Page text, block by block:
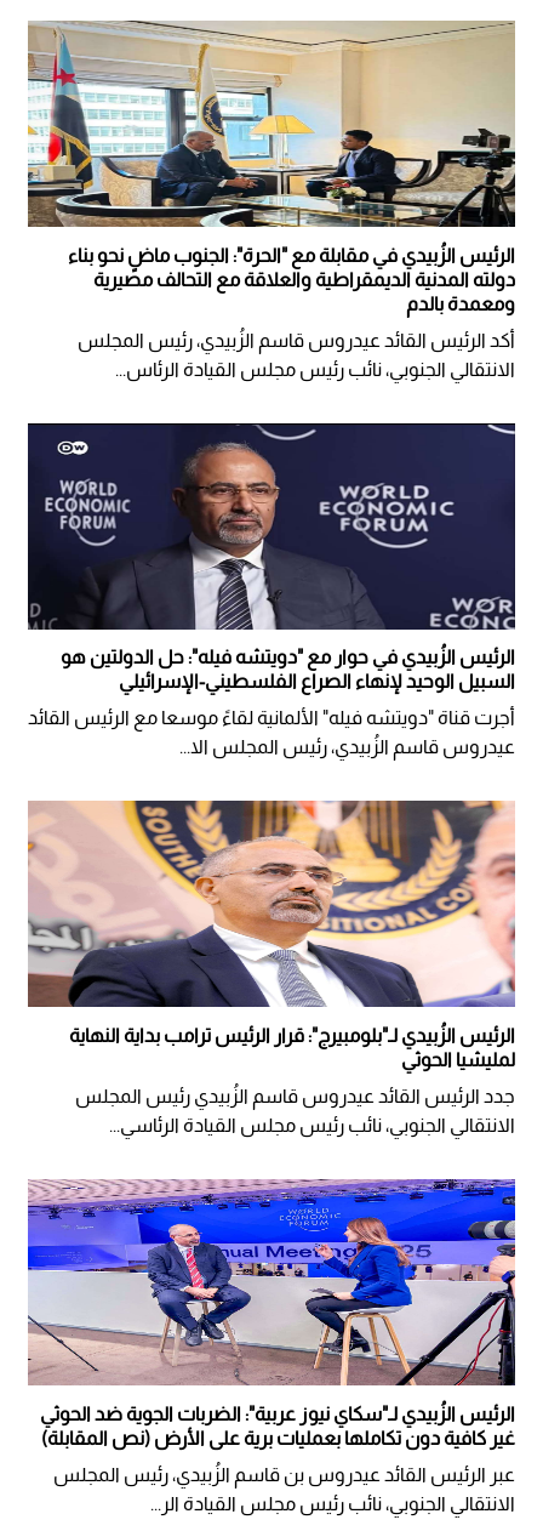
الرئيس الزُبيدي في مقابلة مع "الحرة": الجنوب ماضٍ نحو بناء
دولته المدنية الديمقراطية والعلاقة مع التحالف مصيرية
ومعمدة بالدم
أكد الرئيس القائد عيدروس قاسم الزُبيدي، رئيس المجلس
الانتقالي الجنوبي، نائب رئيس مجلس القيادة الرئاس...
الرئيس الزُبيدي في حوار مع "دويتشه فيله": حل الدولتين هو
السبيل الوحيد لإنهاء الصراع الفلسطيني-الإسرائيلي
أجرت قناة "دويتشه فيله" الألمانية لقاءً موسعا مع الرئيس القائد
عيدروس قاسم الزُبيدي، رئيس المجلس الا...
الرئيس الزُبيدي لـ"بلومبيرج": قرار الرئيس ترامب بداية النهاية
لمليشيا الحوثي
جدد الرئيس القائد عيدروس قاسم الزُبيدي رئيس المجلس
الانتقالي الجنوبي، نائب رئيس مجلس القيادة الرئاسي...
الرئيس الزُبيدي لـ"سكاي نيوز عربية": الضربات الجوية ضد الحوثي
غير كافية دون تكاملها بعمليات برية على الأرض (نص المقابلة)
عبر الرئيس القائد عيدروس بن قاسم الزُبيدي، رئيس المجلس
الانتقالي الجنوبي، نائب رئيس مجلس القيادة الر...